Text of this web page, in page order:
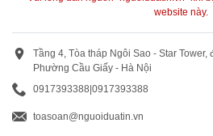
website này.
Tầng 4, Tòa tháp Ngôi Sao - Star
Phường Cầu Giấy - Hà Nội
0917393388 0917393388
toasoan@nguoiduatin.vn